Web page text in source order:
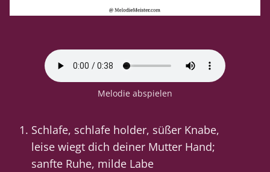
Melodie abspielen
Schlafe, schlafe holder, süßer Knabe,
leise wiegt dich deiner Mutter Hand;
sanfte Ruhe, milde Labe